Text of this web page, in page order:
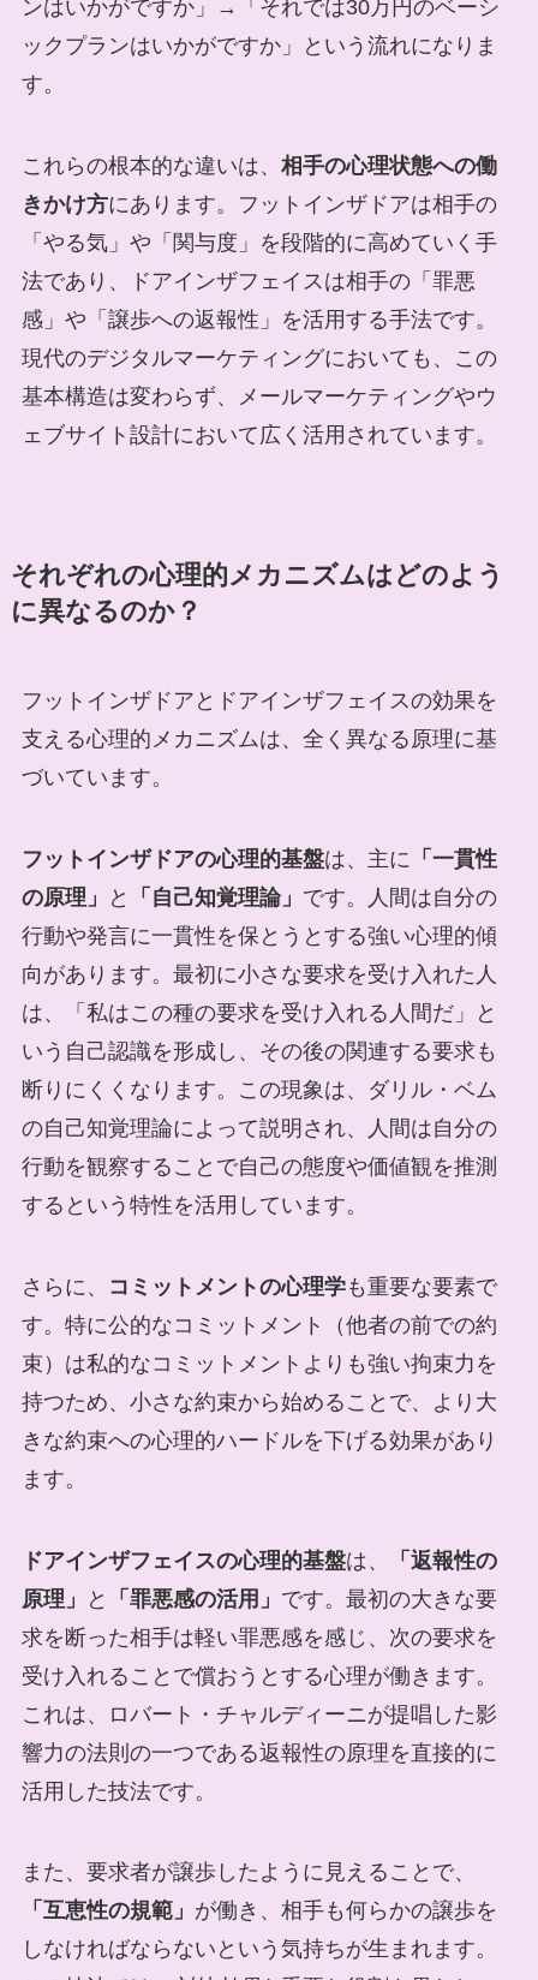
ンはいかがですか」→「それでは30万円のベーシ
ックプランはいかがですか」という流れになりま
す。
これらの根本的な違いは、 相手の心理状態への働
きかけ方にあります。フットインザドアは相手の
「やる気」や「関与度」を段階的に高めていく手
法であり、ドアインザフェイスは相手の「罪悪
感」や「譲歩への返報性」を活用する手法です。
現代のデジタルマーケティングにおいても、この
基本構造は変わらず、メールマーケティングやウ
ェブサイト設計において広く活用されています。
それぞれの心理的メカニズムはどのよう
に異なるのか？
フットインザドアとドアインザフェイスの効果を
支える心理的メカニズムは、全く異なる原理に基
づいています。
フットインザドアの心理的基盤は、主に 「一貫性
の原理」
と 「自己知覚理論」 です。人間は自分の
行動や発言に一貫性を保とうとする強い心理的傾
向があります。最初に小さな要求を受け入れた人
は、「私はこの種の要求を受け入れる人間だ」と
いう自己認識を形成し、その後の関連する要求も
断りにくくなります。この現象は、ダリル・ベム
の自己知覚理論によって説明され、人間は自分の
行動を観察することで自己の態度や価値観を推測
するという特性を活用しています。
さらに、 コミットメントの心理学も重要な要素で
す。特に公的なコミットメント（他者の前での約
束）は私的なコミットメントよりも強い拘束力を
持つため、小さな約束から始めることで、より大
きな約束への心理的ハードルを下げる効果があり
ます。
ドアインザフェイスの心理的基盤は、
「返報性の
原理」
と 「罪悪感の活用」 です。最初の大きな要
求を断った相手は軽い罪悪感を感じ、次の要求を
受け入れることで償おうとする心理が働きます。
これは、ロバート・チャルディーニが提唱した影
響力の法則の一つである返報性の原理を直接的に
活用した技法です。
また、要求者が譲歩したように見えることで、
「互恵性の規範」 が働き、相手も何らかの譲歩を
しなければならないという気持ちが生まれます。